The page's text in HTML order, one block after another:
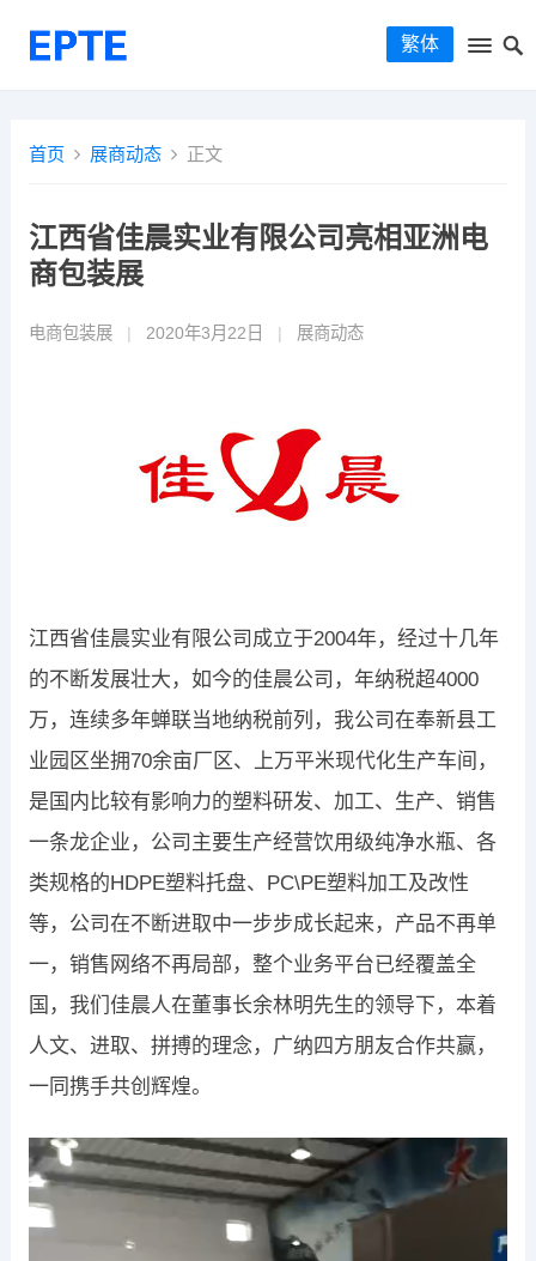
繁体
首页 展商动态 正文
江西省佳晨实业有限公司亮相亚洲电
商包装展
电商包装展 | 2020年3月22日 | 展商动态
江西省佳晨实业有限公司成立于2004年，经过十几年
的不断发展壮大，如今的佳晨公司，年纳税超4000
万，连续多年蝉联当地纳税前列，我公司在奉新县工
业园区坐拥70余亩厂区、上万平米现代化生产车间，
是国内比较有影响力的塑料研发、加工、生产、销售
一条龙企业，公司主要生产经营饮用级纯净水瓶、各
类规格的HDPE塑料托盘、PC\PE塑料加工及改性
等，公司在不断进取中一步步成长起来，产品不再单
一，销售网络不再局部，整个业务平台已经覆盖全
国，我们佳晨人在董事长余林明先生的领导下，本着
人文、进取、拼搏的理念，广纳四方朋友合作共赢，
一同携手共创辉煌。
视
频